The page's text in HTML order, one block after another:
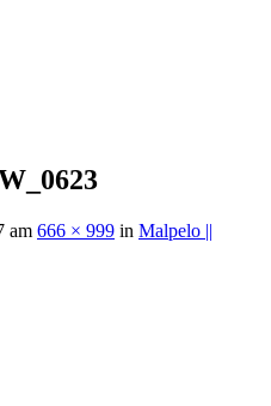
am 666 × 999 in Malpelo ||